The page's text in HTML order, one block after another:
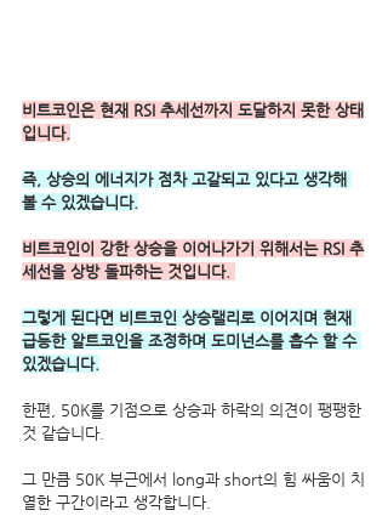
비트코인은 현재 RSI 추세선까지 도달하지 못한 상태
입니다.
즉, 상승의 에너지가 점차 고갈되고 있다고 생각해
볼 수 있겠습니다.
비트코인이 강한 상승을 이어나가기 위해서는 RSI 추
세선을 상방 돌파하는 것입니다.
그렇게 된다면 비트코인 상승랠리로 이어지며 현재
급등한 알트코인을 조정하며 도미넌스를 흡수 할 수
있겠습니다.
한편, 50K를 기점으로 상승과 하락의 의견이 팽팽한
것 같습니다.
그 만큼 50K 부근에서 long과 short의 힘 싸움이 치
열한 구간이라고 생각합니다.